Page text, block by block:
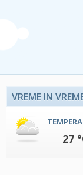
VREME IN
27